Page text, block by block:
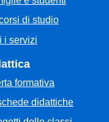
di studio
i servizi
formativa
didattiche